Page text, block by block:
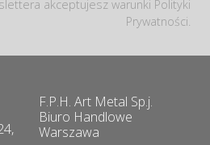
akceptujesz warunki Polityki
Prywatności.
F.P.H. Art Metal Sp.j.
Biuro Handlowe
Warszawa